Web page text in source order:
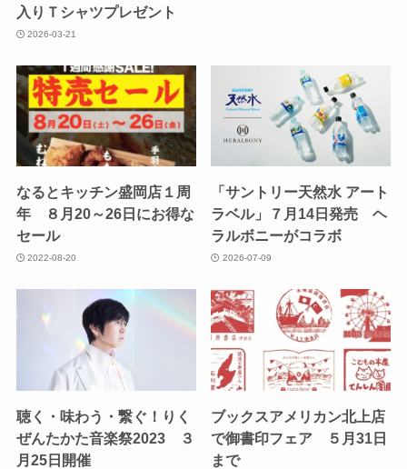
入りＴシャツプレゼント
2026-03-21
なるとキッチン盛岡店１周
年 ８月20～26日にお得な
セール
2022-08-20
「サントリー天然水 アート
ラベル」７月14日発売 ヘ
ラルボニーがコラボ
2026-07-09
聴く・味わう・繋ぐ！りく
ぜんたかた音楽祭2023 ３
月25日開催
ブックスアメリカン北上店
で御書印フェア ５月31日
まで